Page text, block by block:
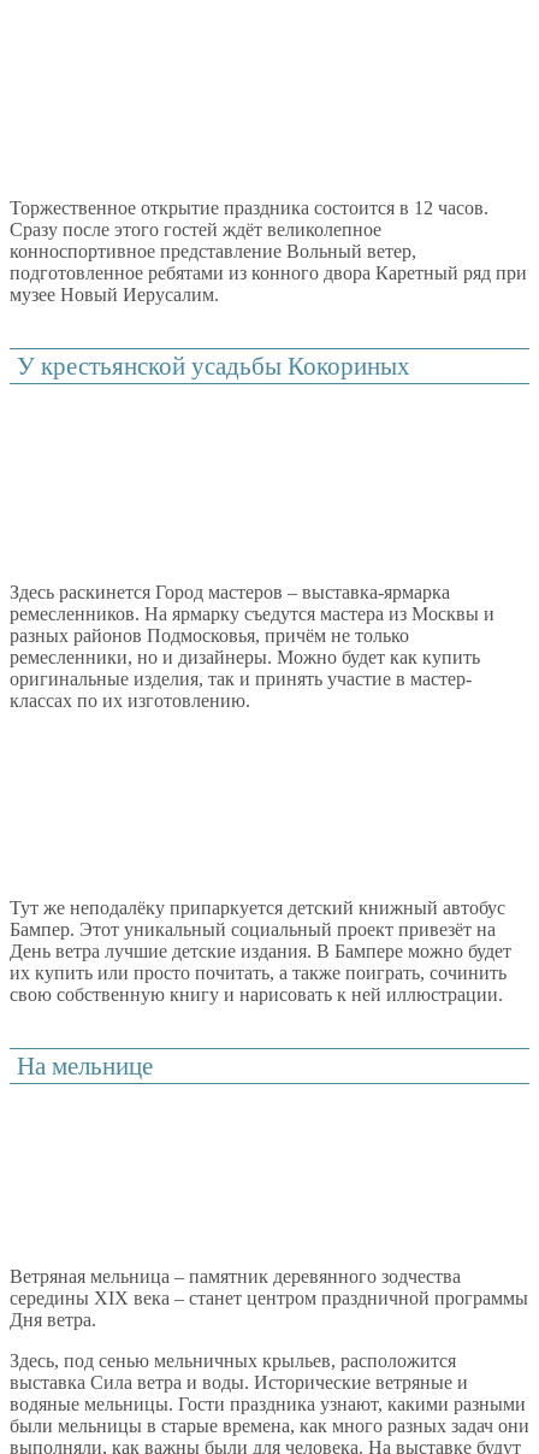
Торжественное открытие праздника состоится в 12 часов.
Сразу после этого гостей ждёт великолепное
конноспортивное представление Вольный ветер,
подготовленное ребятами из конного двора Каретный ряд при
музее Новый Иерусалим.
У крестьянской усадьбы Кокориных
Здесь раскинется Город мастеров – выставка-ярмарка
ремесленников. На ярмарку съедутся мастера из Москвы и
разных районов Подмосковья, причём не только
ремесленники, но и дизайнеры. Можно будет как купить
оригинальные изделия, так и принять участие в мастер-
классах по их изготовлению.
Тут же неподалёку припаркуется детский книжный автобус
Бампер. Этот уникальный социальный проект привезёт на
День ветра лучшие детские издания. В Бампере можно будет
их купить или просто почитать, а также поиграть, сочинить
свою собственную книгу и нарисовать к ней иллюстрации.
На мельнице
Ветряная мельница – памятник деревянного зодчества
середины XIX века – станет центром праздничной программы
Дня ветра.
Здесь, под сенью мельничных крыльев, расположится
выставка Сила ветра и воды. Исторические ветряные и
водяные мельницы. Гости праздника узнают, какими разными
были мельницы в старые времена, как много разных задач они
выполняли, как важны были для человека. На выставке будут